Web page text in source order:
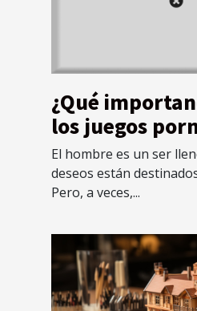
¿Qué
los juegos
adulto?
El hombre es un ser
deseos están
Pero, a veces,...